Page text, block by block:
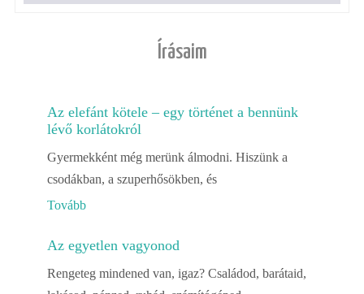
Írásaim
Az elefánt kötele – egy történet a bennünk
lévő korlátokról
Gyermekként még merünk álmodni. Hiszünk a
csodákban, a szuperhősökben, és
Tovább
Az egyetlen vagyonod
Rengeteg mindened van, igaz? Családod, barátaid,